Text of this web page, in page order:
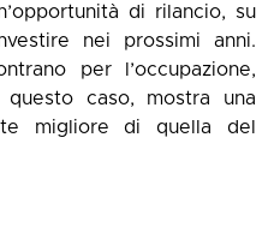
di rilancio, su
nei prossimi anni.
per l’occupazione,
caso, mostra una
migliore di quella del